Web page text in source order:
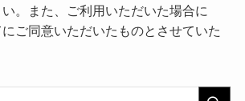
い。また、ご利用いただいた場合に
ご同意いただいたものとさせていた